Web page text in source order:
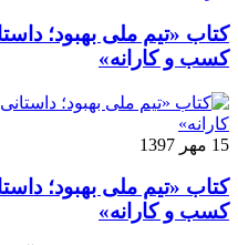
کتاب «تیم ملی بهبود؛
کسب و کارانه»
15 مهر 1397
کتاب «تیم ملی بهبود؛
کسب و کارانه»